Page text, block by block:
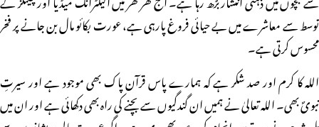
توسط سے معاشرے میں بے حیائی فروغ پارہی ہے، عورت بکائو مال بن جانے پر فخر
محسوس کرتی ہے۔
اللہ کا کرم اور صد شکر ہے کہ ہمارے پاس قرآن پاک بھی موجود ہے اور سیرتِ
نبویؐ بھی۔ اللہ تعالیٰ نے ہمیں ان گندگیوں سے بچنے کی راہ بھی دکھائی ہے اور ان میں